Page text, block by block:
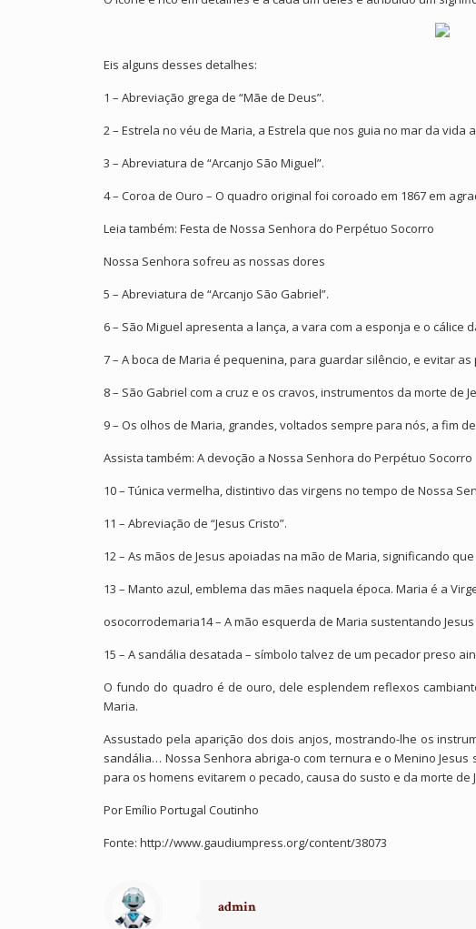
Eis alguns desses detalhes:
1 – Abreviação grega de “Mãe de Deus”.
2 – Estrela no véu de Maria, a Estrela que nos guia no mar da vida
3 – Abreviatura de “Arcanjo São Miguel”.
4 – Coroa de Ouro – O quadro original foi coroado em 1867 em
Leia também: Festa de Nossa Senhora do Perpétuo Socorro
Nossa Senhora sofreu as nossas dores
5 – Abreviatura de “Arcanjo São Gabriel”.
6 – São Miguel apresenta a lança, a vara com a esponja e o cálice
7 – A boca de Maria é pequenina, para guardar silêncio, e evitar
8 – São Gabriel com a cruz e os cravos, instrumentos da morte de
9 – Os olhos de Maria, grandes, voltados sempre para nós, a fim
Assista também: A devoção a Nossa Senhora do Perpétuo Socorro
10 – Túnica vermelha, distintivo das virgens no tempo de Nossa
11 – Abreviação de “Jesus Cristo”.
12 – As mãos de Jesus apoiadas na mão de Maria, significando
13 – Manto azul, emblema das mães naquela época. Maria é a
osocorrodemaria14 – A mão esquerda de Maria sustentando
15 – A sandália desatada – símbolo talvez de um pecador preso
O fundo do quadro é de ouro, dele esplendem reflexos
Maria.
Assustado pela aparição dos dois anjos, mostrando-lhe os
sandália… Nossa Senhora abriga-o com ternura e o Menino
para os homens evitarem o pecado, causa do susto e da morte
Por Emílio Portugal Coutinho
Fonte: http://www.gaudiumpress.org/content/38073
admin